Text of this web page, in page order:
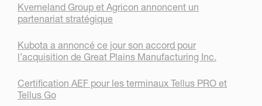
Kverneland Group et Agricon annoncent un
partenariat stratégique
Kubota a annoncé ce jour son accord pour
l’acquisition de Great Plains Manufacturing Inc.
Certification AEF pour les terminaux Tellus PRO et
Tellus Go